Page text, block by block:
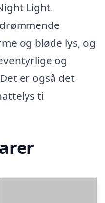
Light.
og bløde lys, og
og
er også det
ti